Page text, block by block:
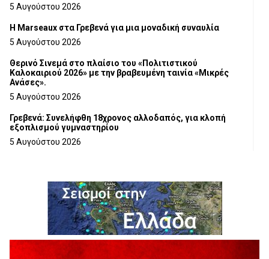
5 Αυγούστου 2026
Η Marseaux στα Γρεβενά για μια μοναδική συναυλία
5 Αυγούστου 2026
Θερινό Σινεμά στο πλαίσιο του «Πολιτιστικού
Καλοκαιριού 2026» με την βραβευμένη ταινία «Μικρές
Ανάσες».
5 Αυγούστου 2026
Γρεβενά: Συνελήφθη 18χρονος αλλοδαπός, για κλοπή
εξοπλισμού γυμναστηρίου
5 Αυγούστου 2026
5 Αυγούστου 2026
41η Γιορτή Κρασιού στο Τρίκωμο – «Γιορτή Παράδοσης»
5 Αυγούστου 2026
ΜΟΡΙΟΔΟΤΟΥΜΕΝΑ ΣΕΜΙΝΑΡΙΑ ΑΠΟ ΤΟ ΠΑΝΕΠΙΣΤΗΜΙΟ
ΠΕΙΡΑΙΑ